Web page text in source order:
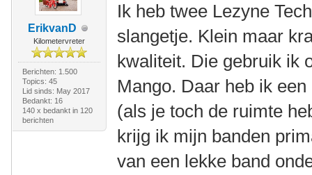
ErikvanD
Kilometervreter
Berichten: 1.500
Topics: 45
Lid sinds: May 2017
Bedankt: 16
140 x bedankt in 120
berichten
Ik heb twee Lezyne
slangetje. Klein maar
kwaliteit. Die gebruik ik
Mango. Daar heb ik
(als je toch de ruimte
krijg ik mijn banden
van een lekke band